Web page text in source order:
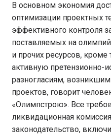
В основном экономия
оптимизации проектных
эффективного контроля
поставляемых на
и прочих ресурсов, кроме
активную претензионно-
разногласиям,
проектов, говорит
«Олимпстрою». Все
ликвидационная
законодательство,